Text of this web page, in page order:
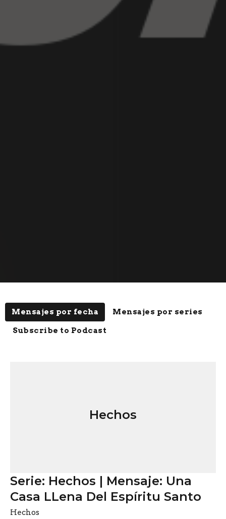
Mensajes por fecha Mensajes por series
Subscribe to Podcast
Hechos
Serie: Hechos | Mensaje: Una
Casa LLena Del Espíritu Santo
Hechos